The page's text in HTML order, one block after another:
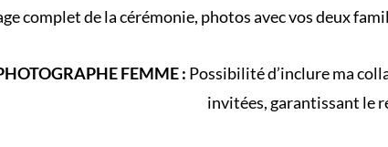
complet de lacérémonie, photos avec vos deux
FEMME : Possibilité d’inclure ma
invitées, garantissant le